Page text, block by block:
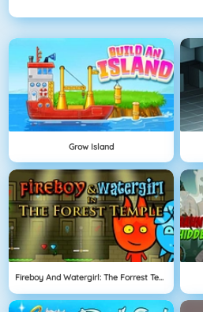
Grow Island
Fireboy And Watergirl: The Forrest Temple